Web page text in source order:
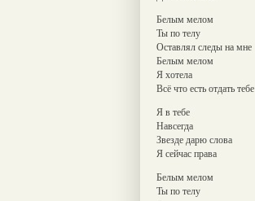
Белым мелом
Ты по телу
Оставлял следы на мне
Белым мелом
Я хотела
Всё что есть отдать тебе
Я в тебе
Навсегда
Звезде дарю слова
Я сейчас права
Белым мелом
Ты по телу